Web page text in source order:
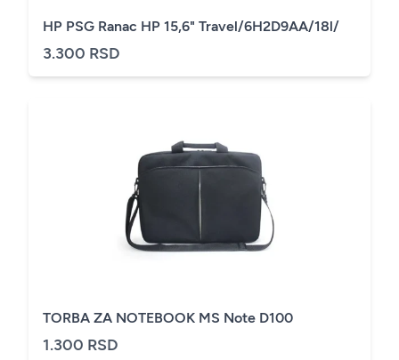
HP PSG Ranac HP 15,6" Travel/6H2D9AA/18l/
3.300 RSD
TORBA ZA NOTEBOOK MS Note D100
1.300 RSD